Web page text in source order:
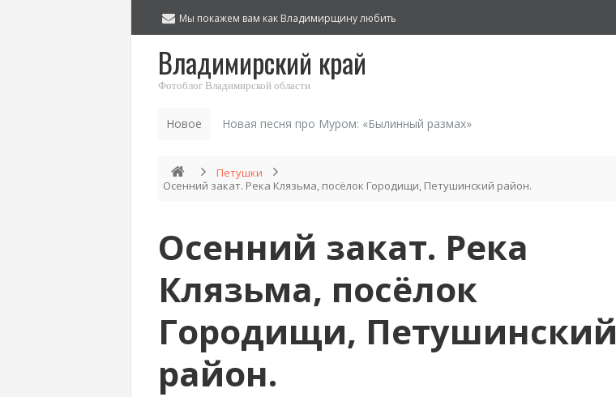
Мы покажем вам как Владимирщину любить
Владимирский край
Фотоблог Владимирской области
Новое Новая песня про Муром: «Былинный размах»
Петушки
Осенний закат. Река Клязьма, посёлок Городищи, Петушинский район.
Осенний закат. Река
Клязьма, посёлок
Городищи, Петушинский
район.